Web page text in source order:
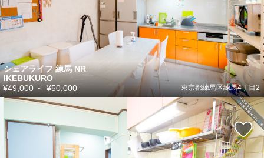
シェアライフ 練馬 NR
IKEBUKURO
東京都練馬区練馬4丁目2
¥49,000～¥50,000